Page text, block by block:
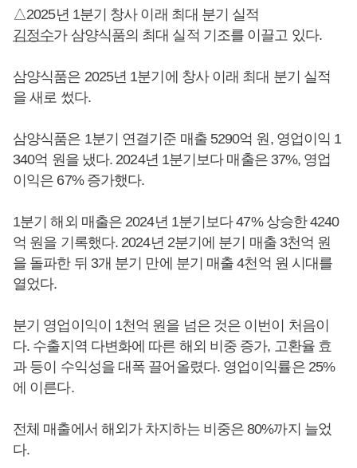
△2025년 1분기 창사 이래 최대 분기 실적
김정수가 삼양식품의 최대 실적 기조를 이끌고 있다.
삼양식품은 2025년 1분기에 창사 이래 최대 분기 실적
을 새로 썼다.
삼양식품은 1분기 연결기준 매출 5290억 원, 영업이익 1
340억 원을 냈다. 2024년 1분기보다 매출은 37%, 영업
이익은 67% 증가했다.
1분기 해외 매출은 2024년 1분기보다 47% 상승한 4240
억 원을 기록했다. 2024년 2분기에 분기 매출 3천억 원
을 돌파한 뒤 3개 분기 만에 분기 매출 4천억 원 시대를
열었다.
분기 영업이익이 1천억 원을 넘은 것은 이번이 처음이
다. 수출지역 다변화에 따른 해외 비중 증가, 고환율 효
과 등이 수익성을 대폭 끌어올렸다. 영업이익률은 25%
에 이른다.
전체 매출에서 해외가 차지하는 비중은 80%까지 늘었
다.